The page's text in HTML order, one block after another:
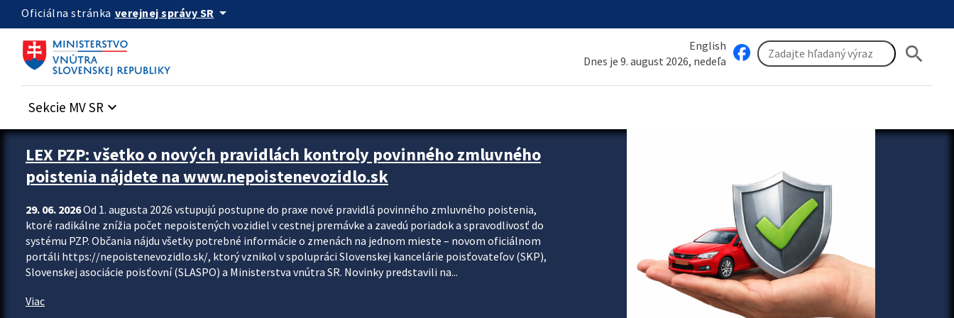
Preskocit na hlavný obsah
Oficiálna stránka verejnej správy SR arrow_drop_down
English
Dnes je 9. august 2026, nedeľa
search
Sekcie MV SR keyboard_arrow_down
Zastavit automatický posun upútavok
LEX PZP: všetko o nových pravidlách kontroly povinného zmluvného
poistenia nájdete na www.nepoistenevozidlo.sk
29. 06. 2026Od 1. augusta 2026 vstupujú postupne do praxe nové pravidlá povinného zmluvného poistenia,
ktoré radikálne znížia počet nepoistených vozidiel v cestnej premávke a zavedú poriadok a spravodlivosť do
systému PZP. Občania nájdu všetky potrebné informácie o zmenách na jednom mieste – novom oficiálnom
portáli https://nepoistenevozidlo.sk/, ktorý vznikol v spolupráci Slovenskej kancelárie poisťovateľov (SKP),
Slovenskej asociácie poisťovní (SLASPO) a Ministerstva vnútra SR. Novinky predstavili na...
Viac